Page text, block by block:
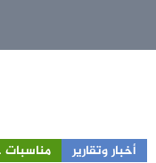
أخبار وتقارير